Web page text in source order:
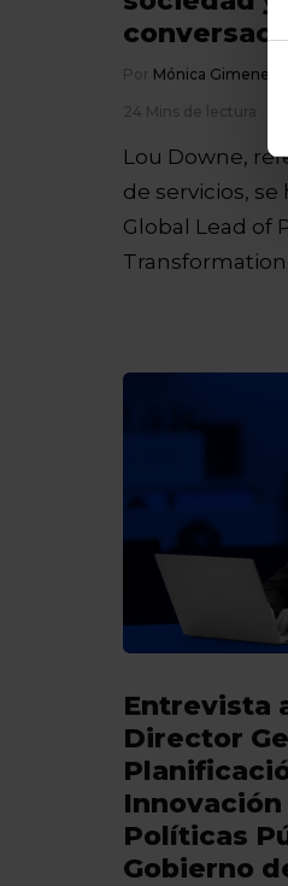
Por Mónica Gimenez
24 Mins de lectura
Lou Downe,
de servicios,
Global Lead of
Entrevista
Director
Políticas
Gobierno